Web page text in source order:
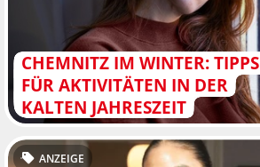
CHEMNITZ IM WINTER: TIPPS
FÜR AKTIVITÄTEN IN DER
KALTEN JAHRESZEIT
ANZEIGE